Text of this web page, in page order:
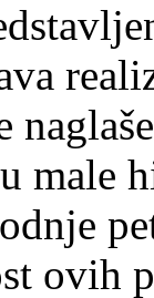
male
ovih